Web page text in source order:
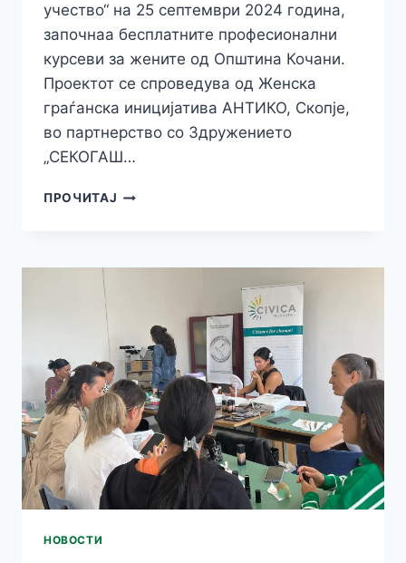
учество“ на 25 септември 2024 година,
започнаа бесплатните професионални
курсеви за жените од Општина Кочани.
Проектот се спроведува од Женска
граѓанска иницијатива АНТИКО, Скопје,
во партнерство со Здружението
„СЕКОГАШ…
ПРОЧИТАЈ ЗАПОЧНАА
ЕКОНОМСКО
ЖЕНИТЕ
ВО
ОПШТИНА
КОЧАНИ
НОВОСТИ